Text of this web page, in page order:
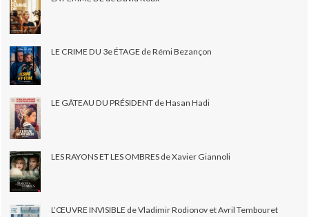
LE CRIME DU 3e ÉTAGE de Rémi Bezançon
LE GÂTEAU DU PRÉSIDENT de Hasan Hadi
LES RAYONS ET LES OMBRES de Xavier Giannoli
L’ŒUVRE INVISIBLE de Vladimir Rodionov et Avril Tembouret